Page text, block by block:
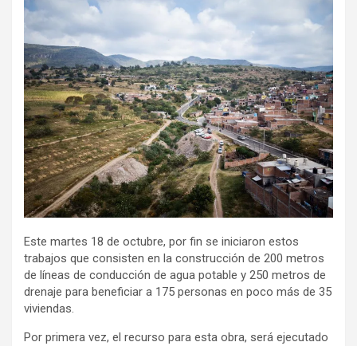
Este martes 18 de octubre, por fin se iniciaron estos
trabajos que consisten en la construcción de 200 metros
de líneas de conducción de agua potable y 250 metros de
drenaje para beneficiar a 175 personas en poco más de 35
viviendas.
Por primera vez, el recurso para esta obra, será ejecutado